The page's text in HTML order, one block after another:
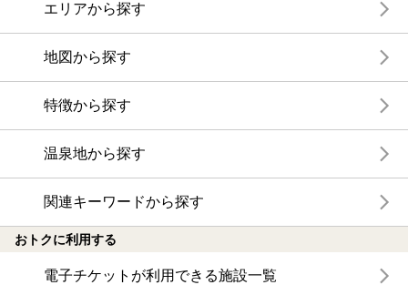
エリアから探す
地図から探す
特徴から探す
温泉地から探す
関連キーワードから探す
おトクに利用する
電子チケットが利用できる施設一覧